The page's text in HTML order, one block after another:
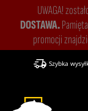
UWAGA!
DOSTAWA.
promocji
Szybka